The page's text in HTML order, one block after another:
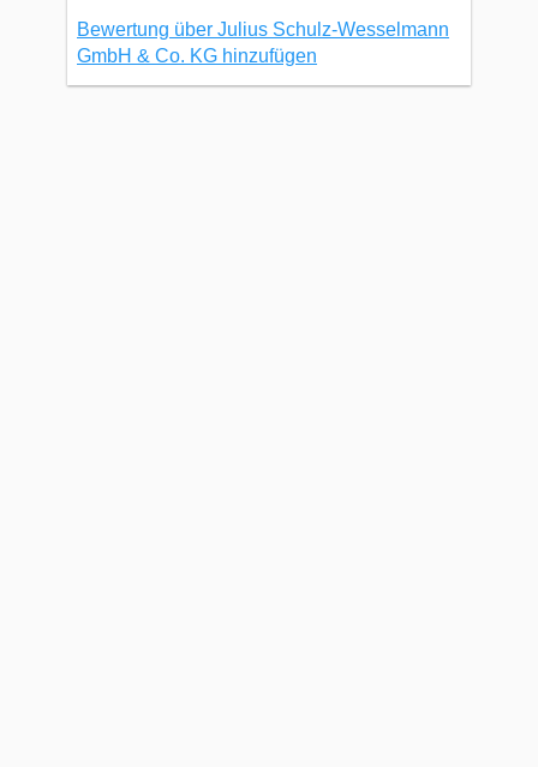
Bewertung über Julius Schulz-Wesselmann
GmbH & Co. KG hinzufügen